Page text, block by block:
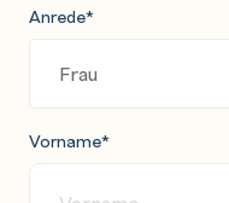
Anrede*
Vorname*